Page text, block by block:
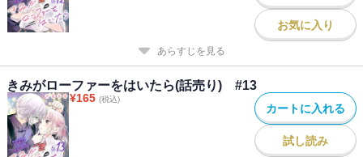
お気に入り
あらすじを見る
きみがローファーをはいたら(話売り) #13
¥165 (税込)
カートに入れる
試し読み